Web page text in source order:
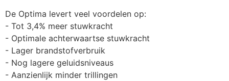
De Optima levert veel voordelen op:
- Tot 3,4% meer stuwkracht
- Optimale achterwaartse stuwkracht
- Lager brandstofverbruik
- Nog lagere geluidsniveaus
- Aanzienlijk minder trillingen